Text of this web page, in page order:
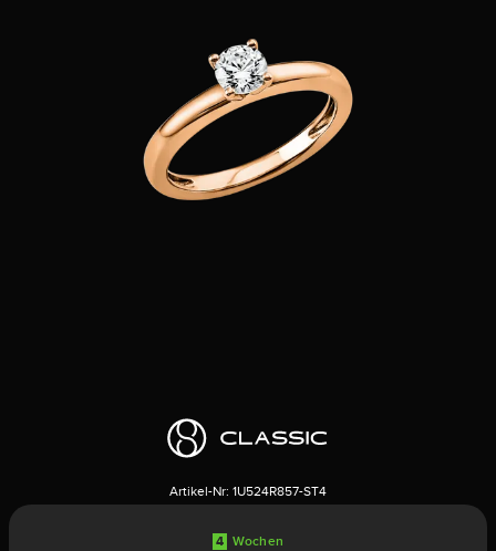
Artikel-Nr: 1U524R857-ST4
4 Wochen